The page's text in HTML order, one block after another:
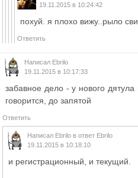
19.11.2015 в 10:24:42
похуй. я плохо вижу..рыло
Ответить
Написал Ebrilo
19.11.2015 в 10:17:33
забавное дело - у нового
говорится, до запятой
Ответить
Написал Ebrilo в ответ Ebrilo
19.11.2015 в 10:18:10
и регистрационный, и текущий.